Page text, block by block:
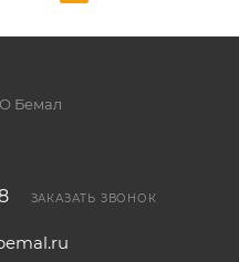
Бемал
ЗАКАЗАТЬ ЗВОНОК